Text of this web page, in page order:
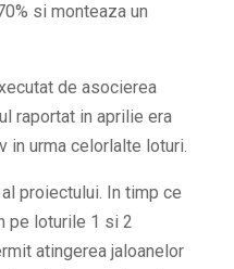
si monteaza un
de asocierea
raportat in aprilie era
in urma celorlalte loturi.
proiectului. In timp ce
pe loturile 1 si 2
atingerea jaloanelor